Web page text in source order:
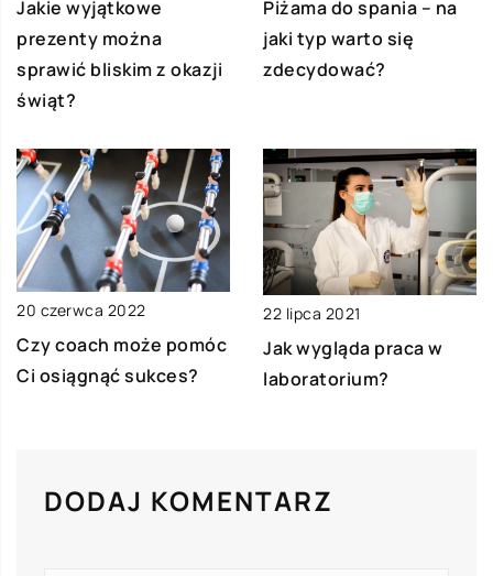
Jakie wyjątkowe
prezenty można
sprawić bliskim z okazji
świąt?
Piżama do spania – na
jaki typ warto się
zdecydować?
20 czerwca 2022
Czy coach może pomóc
Ci osiągnąć sukces?
22 lipca 2021
Jak wygląda praca w
laboratorium?
DODAJ KOMENTARZ